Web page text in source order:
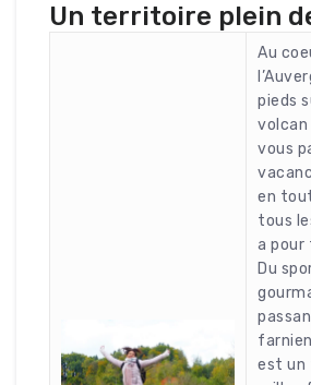
Un territoire plein
Au
pieds
volcan
vous
en
tous
a pour
Du
est un